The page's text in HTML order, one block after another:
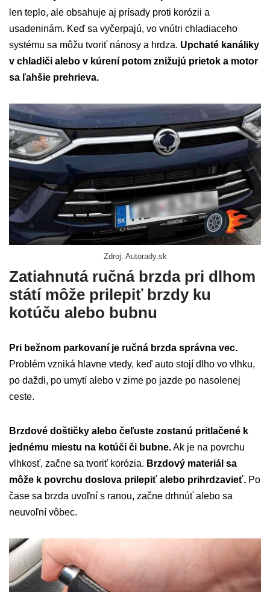
len teplo, ale obsahuje aj prísady proti korózii a
usadeninám. Keď sa vyčerpajú, vo vnútri chladiaceho
systému sa môžu tvoriť nánosy a hrdza. Upchaté kanáliky
v chladiči alebo v kúrení potom znižujú prietok a motor
sa ľahšie prehrieva.
Zdroj: Autorady.sk
Zatiahnutá ručná brzda pri dlhom
státí môže prilepiť brzdy ku
kotúču alebo bubnu
Pri bežnom parkovaní je ručná brzda správna vec.
Problém vzniká hlavne vtedy, keď auto stojí dlho vo vlhku,
po daždi, po umytí alebo v zime po jazde po nasolenej
ceste.
Brzdové doštičky alebo čeľuste zostanú pritlačené k
jednému miestu na kotúči či bubne.Ak je na povrchu
vlhkosť, začne sa tvoriť korózia. Brzdový materiál sa
môže k povrchu doslova prilepiť alebo prihrdzavieť. Po
čase sa brzda uvoľní s ranou, začne drhnúť alebo sa
neuvoľní vôbec.